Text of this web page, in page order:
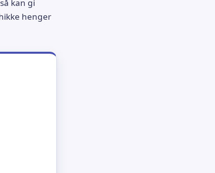
kan gi
henger